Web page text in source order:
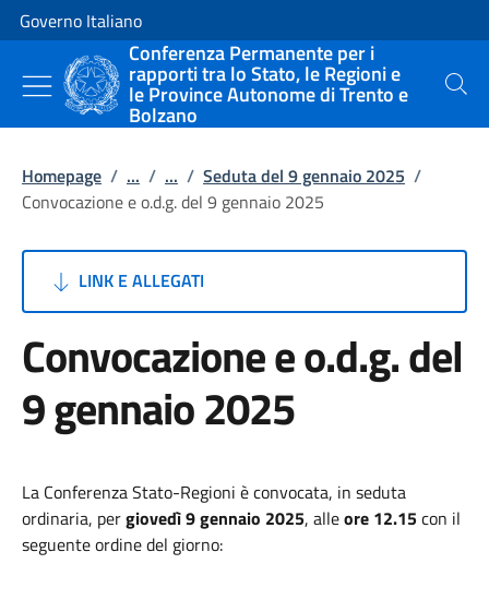
Vai al contenuto
Vai alla navigazione del sito
Governo Italiano
Conferenza Permanente per i
rapporti tra lo Stato, le Regioni e
le Province Autonome di Trento e
Bolzano
Cerca
Homepage / ... / ... / Seduta del 9 gennaio 2025 /
Convocazione e o.d.g. del 9 gennaio 2025
LINK E ALLEGATI
Convocazione e o.d.g. del
9 gennaio 2025
La Conferenza Stato-Regioni è convocata, in seduta
ordinaria, pergiovedì 9 gennaio 2025, alleore 12.15con il
seguente ordine del giorno: